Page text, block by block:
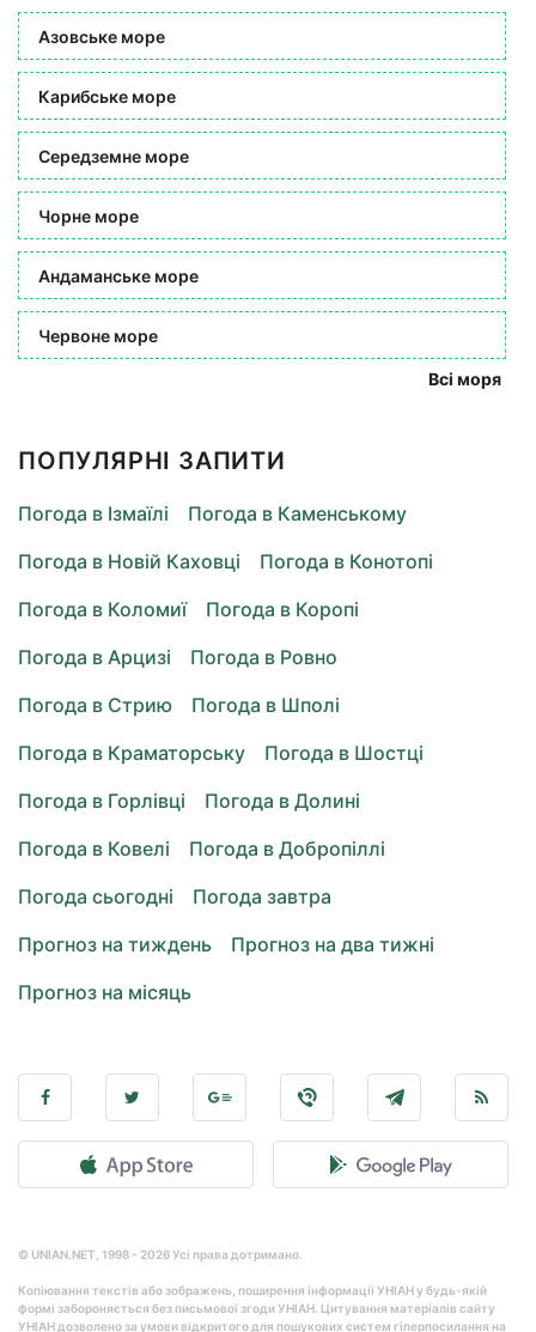
Азовське море
Карибське море
Середземне море
Чорне море
Андаманське море
Червоне море
Всі моря
ПОПУЛЯРНІ ЗАПИТИ
Погода в Ізмаїлі
Погода в Каменському
Погода в Новій Каховці
Погода в Конотопі
Погода в Коломиї
Погода в Коропі
Погода в Арцизі
Погода в Ровно
Погода в Стрию
Погода в Шполі
Погода в Краматорську
Погода в Шостці
Погода в Горлівці
Погода в Долині
Погода в Ковелі
Погода в Добропіллі
Погода сьогодні
Погода завтра
Прогноз на тиждень
Прогноз на два тижні
Прогноз на місяць
© UNIAN.NET, 1998 - 2026 Усі права дотримано.
Копіювання текстів або зображень, поширення інформації УНІАН у будь-якій
формі забороняється без письмової згоди УНІАН. Цитування матеріалів сайту
УНІАН дозволено за умови відкритого для пошукових систем гіперпосилання на